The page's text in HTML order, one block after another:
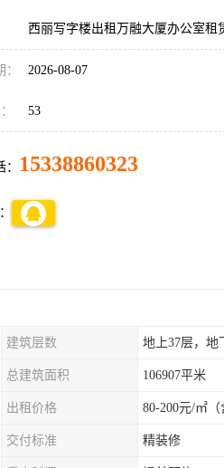
西丽写字楼出租万融大厦办公室租
2026-08-07
53
15338860323
建筑层数 地上37层，地
总建筑面积 106907平米
出租价格 80-200元/㎡（
交付标准 精装修